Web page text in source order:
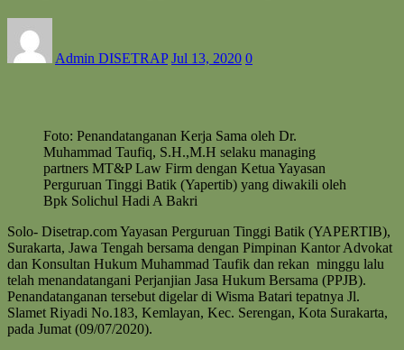
Admin DISETRAP Jul 13, 2020 0
Foto: Penandatanganan Kerja Sama oleh Dr.
Muhammad Taufiq, S.H.,M.H selaku managing
partners MT&P Law Firm dengan Ketua Yayasan
Perguruan Tinggi Batik (Yapertib) yang diwakili oleh
Bpk Solichul Hadi A Bakri
Solo- Disetrap.com Yayasan Perguruan Tinggi Batik (YAPERTIB),
Surakarta, Jawa Tengah bersama dengan Pimpinan Kantor Advokat
dan Konsultan Hukum Muhammad Taufik dan rekan minggu lalu
telah menandatangani Perjanjian Jasa Hukum Bersama (PPJB).
Penandatanganan tersebut digelar di Wisma Batari tepatnya Jl.
Slamet Riyadi No.183, Kemlayan, Kec. Serengan, Kota Surakarta,
pada Jumat (09/07/2020).